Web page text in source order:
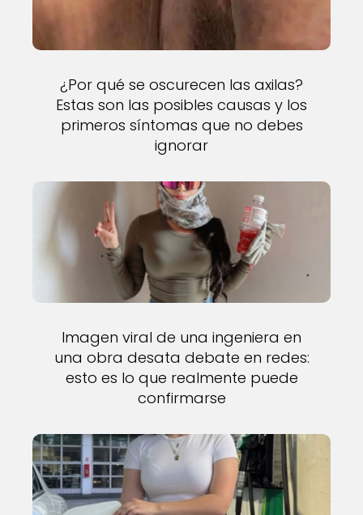
¿Por qué se oscurecen las axilas?
Estas son las posibles causas y los
primeros síntomas que no debes
ignorar
Imagen viral de una ingeniera en
una obra desata debate en redes:
esto es lo que realmente puede
confirmarse